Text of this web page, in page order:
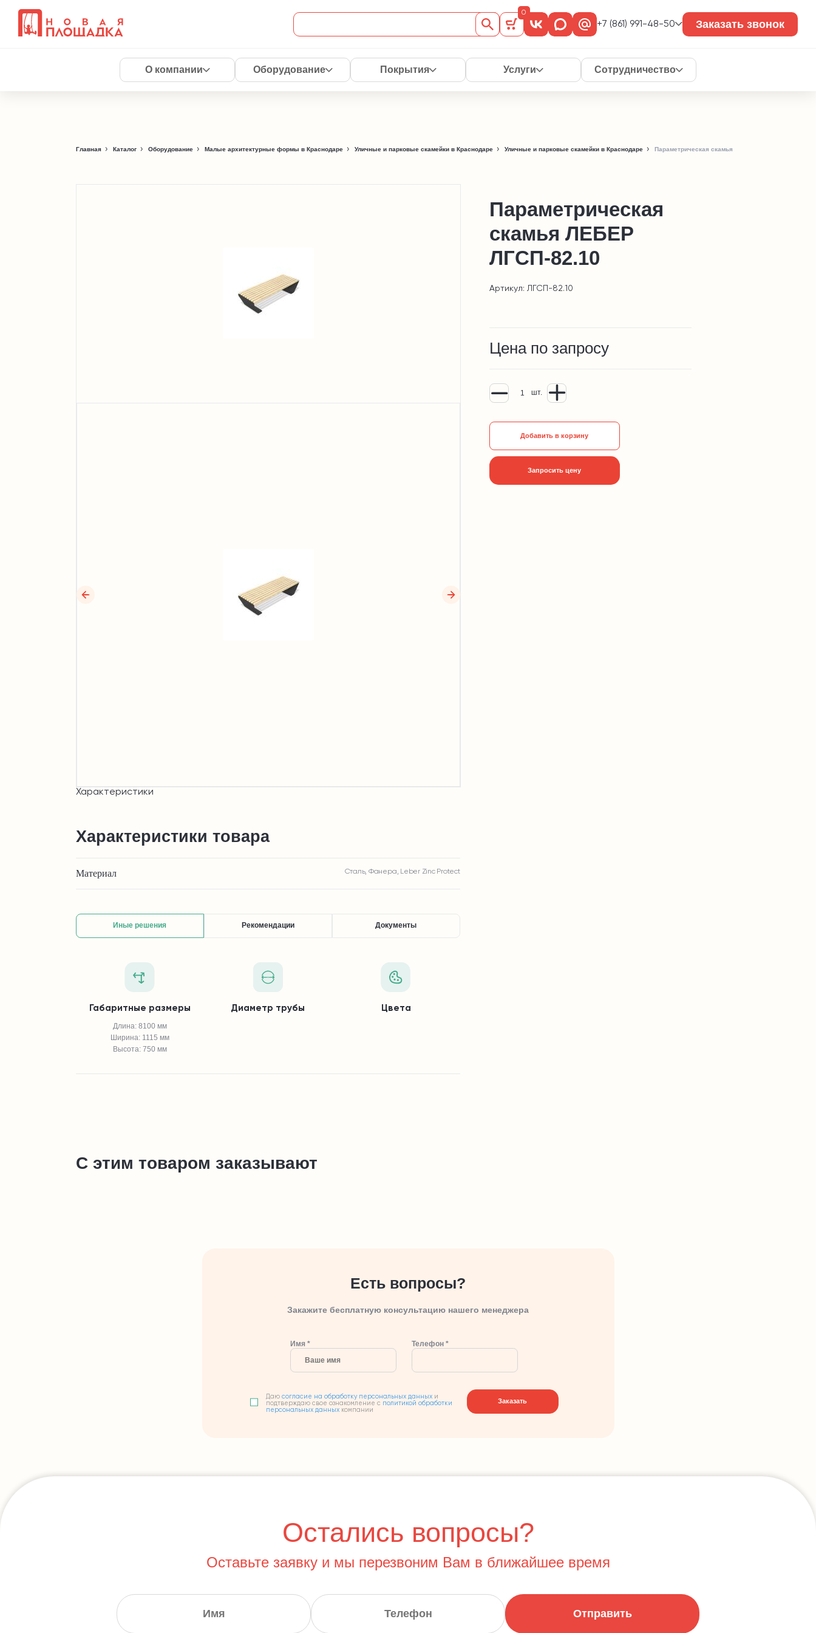
0
+7 (861) 991-48-50 Заказать звонок
О компании Оборудование Покрытия Услуги Сотрудничество
Главная Каталог Оборудование Малые архитектурные формы в Краснодаре Уличные и парковые скамейки в Краснодаре Уличные и парковые скамейки в Краснодаре Параметрическая скамья
Параметрическая
скамья ЛЕБЕР
ЛГСП-82.10
Артикул: ЛГСП-82.10
Цена по запросу
шт.
Добавить в корзину
Запросить цену
Характеристики
Характеристики товара
Материал Сталь, Фанера, Leber Zinc Protect
Иные решения Рекомендации Документы
Габаритные размеры
Длина: 8100 мм
Ширина: 1115 мм
Высота: 750 мм
Диаметр трубы Цвета
С этим товаром заказывают
Есть вопросы?
Закажите бесплатную консультацию нашего менеджера
Имя * Телефон *
Даю согласие на обработку персональных данных и
подтверждаю свое ознакомление с политикой обработки
персональных данных компании
Заказать
Остались вопросы?
Оставьте заявку и мы перезвоним Вам в ближайшее время
Отправить